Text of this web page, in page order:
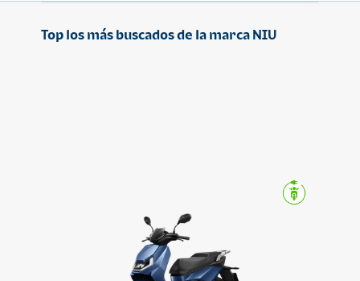
Top los más buscados de la marca NIU